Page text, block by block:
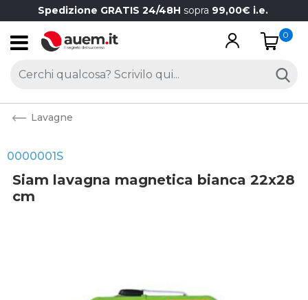
Spedizione GRATIS 24/48H sopra 99,00€ i.e.
Open
0
Lavagne
0000001S
Siam lavagna magnetica bianca 22x28
cm